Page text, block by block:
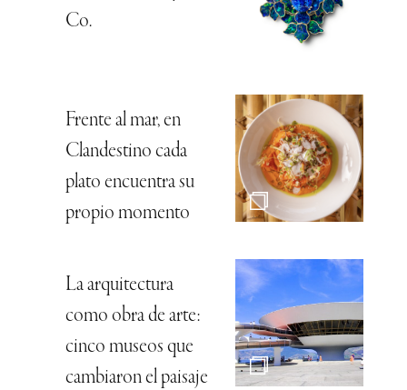
Co.
Frente al mar, en
Clandestino cada
plato encuentra su
propio momento
La arquitectura
como obra de arte:
cinco museos que
cambiaron el paisaje